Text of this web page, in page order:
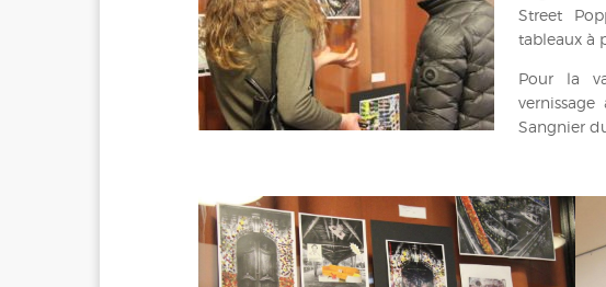
Street
tableaux à
Pour la
Sangnier